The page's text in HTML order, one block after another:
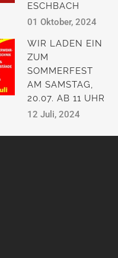
ESCHBACH
01 Oktober, 2024
WIR LADEN EIN
ZUM
SOMMERFEST
AM SAMSTAG,
20.07. AB 11 UHR
12 Juli, 2024